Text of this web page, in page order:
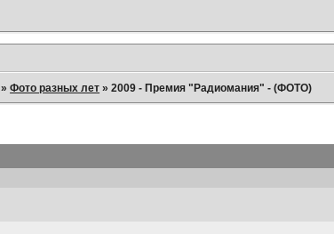
»Фото разных лет »2009 - Премия "Радиомания" - (ФОТО)